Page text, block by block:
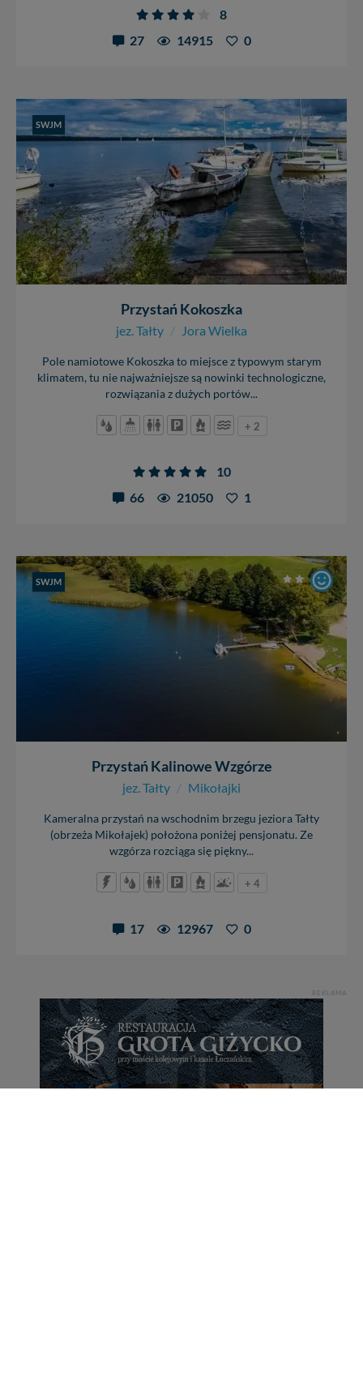
8
27
14915 0
SWJM
Przystań Kokoszka
jez. Tałty / Jora Wielka
Pole namiotowe Kokoszka to miejsce z typowym starym
klimatem, tu nie najważniejsze są nowinki technologiczne,
rozwiązania z dużych portów...
+ 2
10
66
21050 1
SWJM
Przystań Kalinowe Wzgórze
jez. Tałty / Mikołajki
Kameralna przystań na wschodnim brzegu jeziora Tałty
(obrzeża Mikołajek) położona poniżej pensjonatu. Ze
wzgórza rozciąga się piękny...
+ 4
17 12967 0
REKLAMA